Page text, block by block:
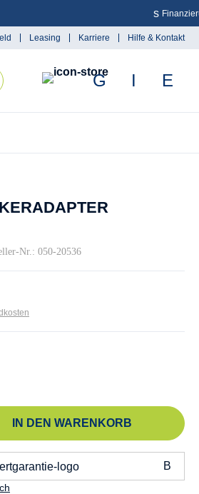
Leasing Karriere Hilfe & Kontakt
Nr.: 050-20536
IN DEN WARENKORB